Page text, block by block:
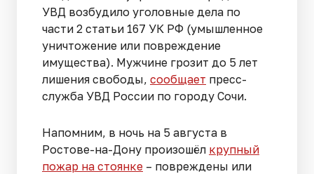
УВД возбудило уголовные дела по
части 2 статьи 167 УК РФ (умышленное
уничтожение или повреждение
имущества). Мужчине грозит до 5 лет
лишения свободы, сообщает пресс-
служба УВД России по городу Сочи.
Напомним, в ночь на 5 августа в
Ростове-на-Дону произошёл крупный
пожар на стоянке – повреждены или